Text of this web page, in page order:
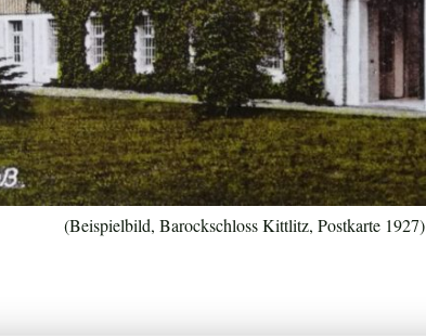
(Beispielbild, Barockschloss Kittlitz, Postkarte 1927)